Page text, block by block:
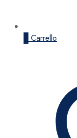
Carrello